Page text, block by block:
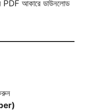
PDF আকারে ডাউনলোড